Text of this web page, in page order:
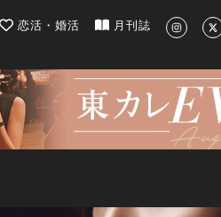
のグルメ、洗練されたライフスタイ
恋活・婚活 月刊誌